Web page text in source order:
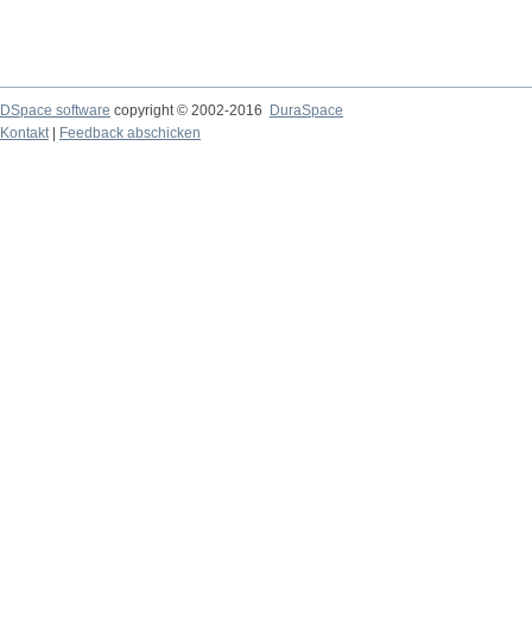
DSpace software copyright © 2002-2016
DuraSpace
Kontakt| Feedback abschicken